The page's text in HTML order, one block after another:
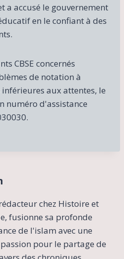
a accusé le gouvernement
en le confiant à des
CBSE concernés
de notation à
aux attentes, le
numéro d'assistance
chez Histoire et
fusionne sa profonde
de l'islam avec une
pour le partage de